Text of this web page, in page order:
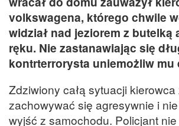
volkswagena, którego chwile
widział nad jeziorem z butelką
ręku. Nie zastanawiając się
kontrterrorysta uniemożliw mu
Zdziwiony całą sytuacji kierowca
zachowywać się agresywnie i nie
wyjść z samochodu. Policjant